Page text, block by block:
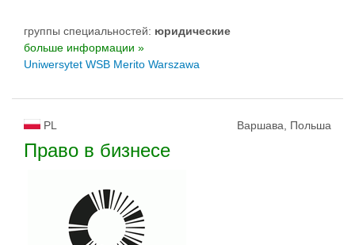
группы специальностей: юридические
больше информации »
Uniwersytet WSB Merito Warszawa
PL Варшава, Польша
Право в бизнесе